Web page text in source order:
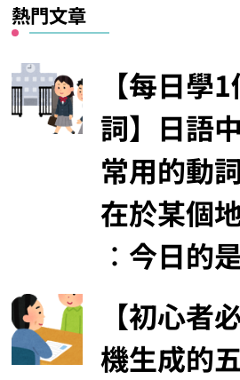
熱門文章
【每日學
詞】日語
常用的動
在於某個
︰今日的
【初心者
機生成的